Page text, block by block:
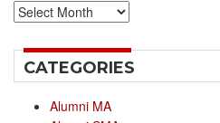
Archives
CATEGORIES
Alumni MA